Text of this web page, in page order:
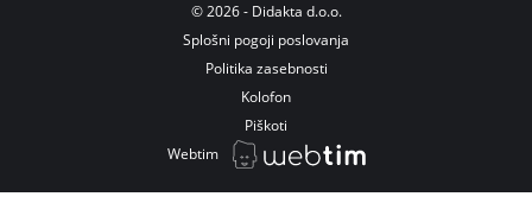
© 2026 - Didakta d.o.o.
Splošni pogoji poslovanja
Politika zasebnosti
Kolofon
Piškoti
Webtim